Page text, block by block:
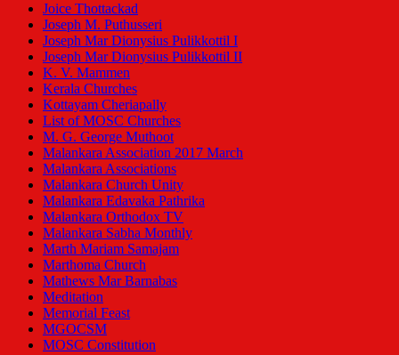
Joice Thottackad
Joseph M. Puthusseri
Joseph Mar Dionysius Pulikkottil I
Joseph Mar Dionysius Pulikkottil II
K. V. Mammen
Kerala Churches
Kottayam Cheriapally
List of MOSC Churches
M. G. George Muthoot
Malankara Association 2017 March
Malankara Associations
Malankara Church Unity
Malankara Edavaka Pathrika
Malankara Orthodox TV
Malankara Sabha Monthly
Marth Mariam Samajam
Marthoma Church
Mathews Mar Barnabas
Meditation
Memorial Feast
MGOCSM
MOSC Constitution